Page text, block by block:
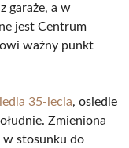
garaże, a w
jest Centrum
ważny punkt
35-lecia, osiedle
Zmieniona
w stosunku do